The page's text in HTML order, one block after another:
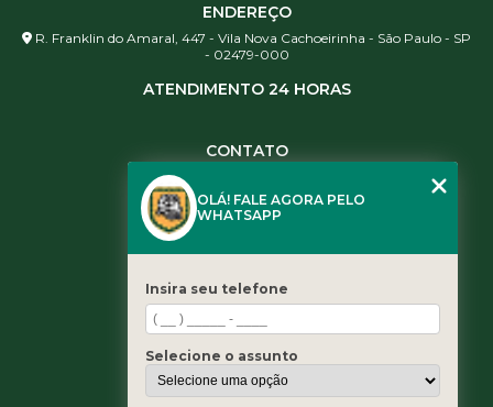
ENDEREÇO
R. Franklin do Amaral, 447 - Vila Nova Cachoeirinha - São Paulo - SP
- 02479-000
ATENDIMENTO 24 HORAS
CONTATO
(11) 3461-5871
contato@leaoservicos.com.br
Home
Quem somos
Serviços
OLÁ! FALE AGORA PELO
WHATSAPP
Insira seu telefone
Selecione o assunto